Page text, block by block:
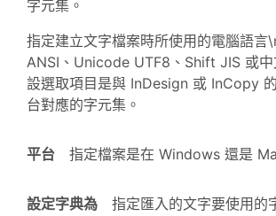
字元集。
指定建立文字檔案時所使用的電腦語言
ANSI、Unicode UTF8、Shift JIS 或
設選取項目是與 InDesign 或 InCopy
台對應的字元集。
平台 指定檔案是在 Windows 還是
設定字典為 指定匯入的文字要使用的